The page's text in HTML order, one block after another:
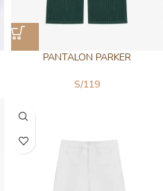
PANTALON PARKER
S/119